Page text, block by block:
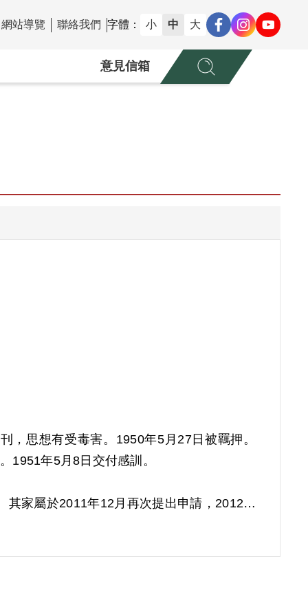
網站導覽 聯絡我們 字體： 小 中 大
意見信箱
，思想有受毒害。1950年5月27日被羈押。
1951年5月8日交付感訓。
家屬於2011年12月再次提出申請，2012年
書刊，思想有受其毒害而發交感訓，屬思想